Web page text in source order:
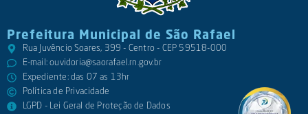
Prefeitura Municipal de São Rafael
Rua Juvêncio Soares, 399 - Centro - CEP 59518-000
E-mail:ouvidoria@saorafael.rn.gov.br
Expediente: das 07 as 13hr
Política de Privacidade
LGPD - Lei Geral de Proteção de Dados